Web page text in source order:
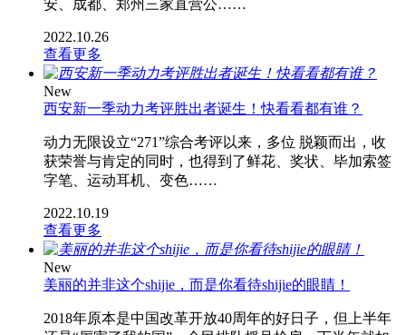
安、成都、郑州三家直营公……
2022.10.26
查看更多
New
西安新一季动力考评胜出者诞生！快看看都有谁？
动力无限设立“271”综合考评以来，多位 脱颖而出，收
获荣誉与肯定的同时，也得到了鲜花、奖状、毕加索签
字笔、运动耳机、变色……
2022.10.19
查看更多
New
美丽的并非这个shijie，而是你看待shijie的眼睛！
2018年原本是中国改革开放40周年的好日子，但上半年